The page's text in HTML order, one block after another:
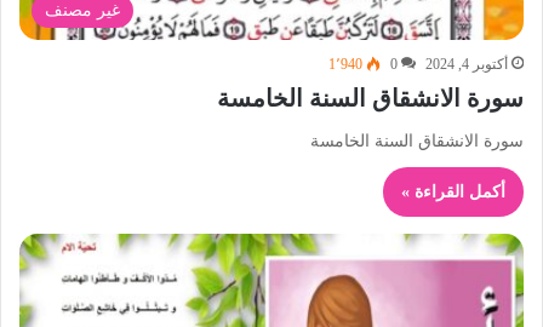
غير مصنف
أكتوبر 4, 2024 0 1٬940
سورة الانشقاق السنة الخامسة
سورة الانشقاق السنة الخامسة
أكمل القراءة »